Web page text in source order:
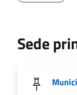
Sede